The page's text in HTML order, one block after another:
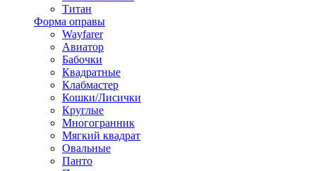
Титан
Форма оправы
Wayfarer
Авиатор
Бабочки
Квадратные
Клабмастер
Кошки/Лисички
Круглые
Многогранник
Мягкий квадрат
Овальные
Панто